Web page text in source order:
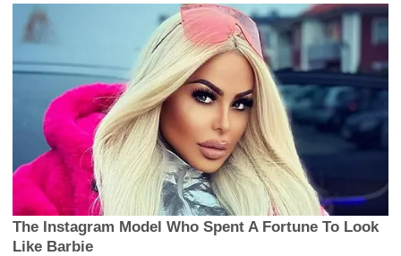
The Instagram Model Who Spent A Fortune To Look
Like Barbie